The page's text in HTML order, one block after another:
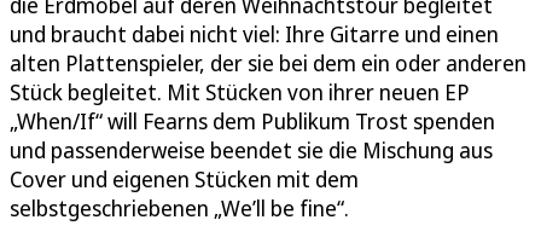
und braucht dabei nicht viel: Ihre Gitarre und einen
alten Plattenspieler, der sie bei dem ein oder anderen
Stück begleitet. Mit Stücken von ihrer neuen EP
„When/If“ will Fearns dem Publikum Trost spenden
und passenderweise beendet sie die Mischung aus
Cover und eigenen Stücken mit dem
selbstgeschriebenen „We’ll be fine“.